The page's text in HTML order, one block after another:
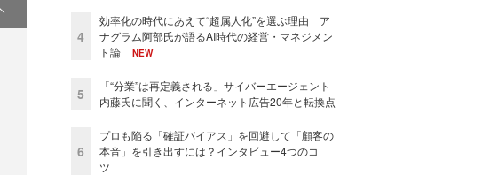
4
効率化の時代にあえて“超属人化”を選ぶ理由 ア
ナグラム阿部氏が語るAI時代の経営・マネジメン
ト論
NEW
5
「“分業”は再定義される」サイバーエージェント
内藤氏に聞く、インターネット広告20年と転換点
6
プロも陥る「確証バイアス」を回避して「顧客の
本音」を引き出すには？インタビュー4つのコ
ツ